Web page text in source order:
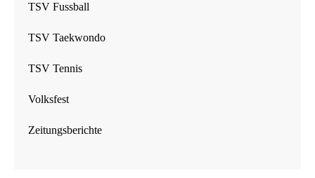
TSV Fussball
TSV Taekwondo
TSV Tennis
Volksfest
Zeitungsberichte